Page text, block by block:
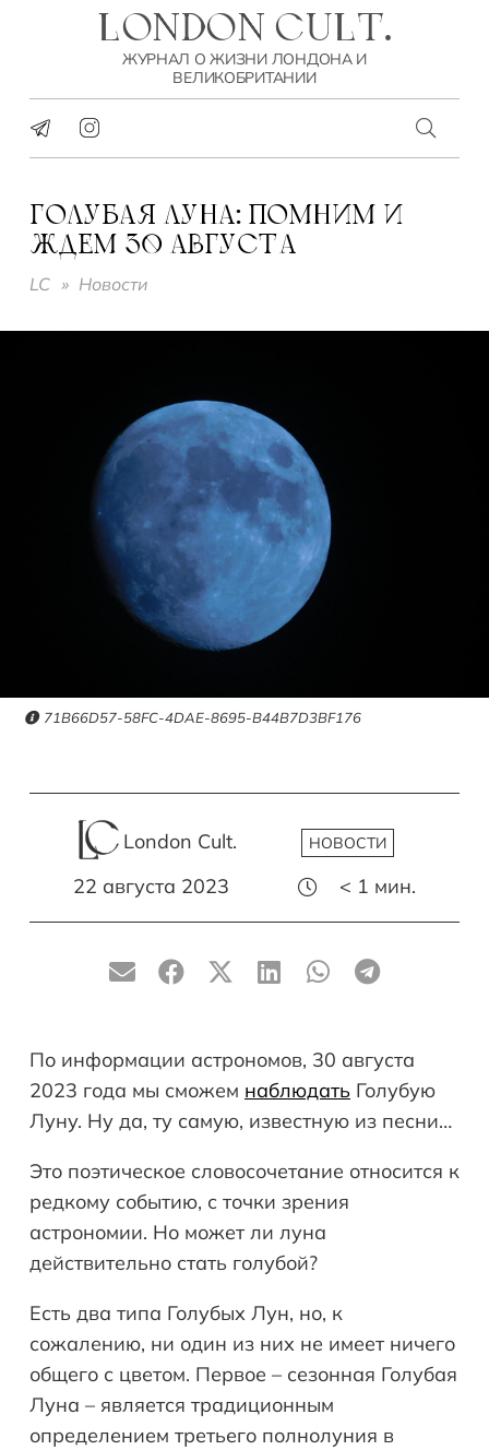
LONDON CULT.
ЖУРНАЛ О ЖИЗНИ ЛОНДОНА И
ВЕЛИКОБРИТАНИИ
ГОЛУБАЯ ЛУНА: ПОМНИМ И
ЖДЕМ 30 АВГУСТА
LC » Новости
71B66D57-58FC-4DAE-8695-B44B7D3BF176
London Cult. НОВОСТИ
22 августа 2023 < 1 мин.
По информации астрономов, 30 августа
2023 года мы сможем наблюдать Голубую
Луну. Ну да, ту самую, известную из песни…
Это поэтическое словосочетание относится к
редкому событию, с точки зрения
астрономии. Но может ли луна
действительно стать голубой?
Есть два типа Голубых Лун, но, к
сожалению, ни один из них не имеет ничего
общего с цветом. Первое – сезонная Голубая
Луна – является традиционным
определением третьего полнолуния в